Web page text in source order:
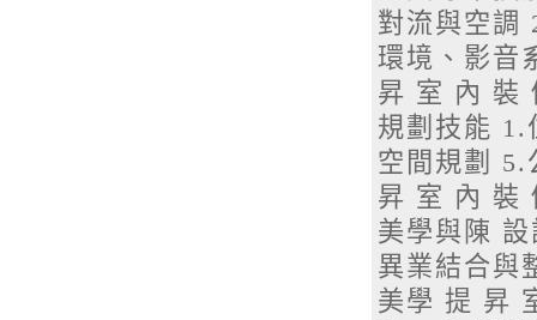
對流與空調
環境、影音
昇 室 內 裝
規劃技能 1.
空間規劃 5.
昇 室 內 裝
美學與陳
異業結合與
美學 提 昇